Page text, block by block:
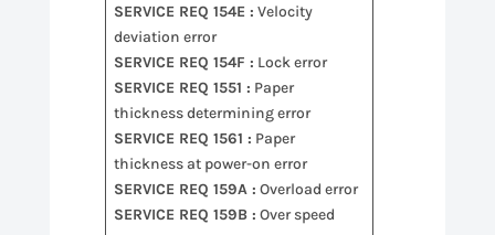
SERVICE REQ 154E : Velocity
deviation error
SERVICE REQ 154F : Lock error
SERVICE REQ 1551 : Paper
thickness determining error
SERVICE REQ 1561 : Paper
thickness at power-on error
SERVICE REQ 159A : Overload error
SERVICE REQ 159B : Over speed